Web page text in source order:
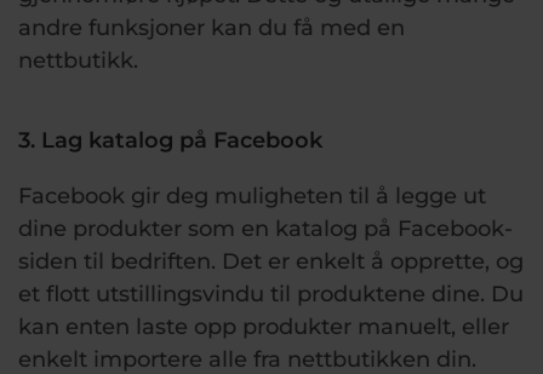
andre funksjoner kan du få med en
nettbutikk.
3. Lag katalog på Facebook
Facebook gir deg muligheten til å legge ut
dine produkter som en katalog på Facebook-
siden til bedriften. Det er enkelt å opprette, og
et flott utstillingsvindu til produktene dine. Du
kan enten laste opp produkter manuelt, eller
enkelt importere alle fra nettbutikken din.